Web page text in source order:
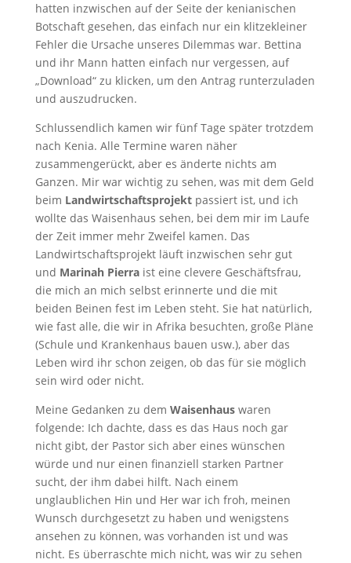
hatten inzwischen auf der Seite der kenianischen
Botschaft gesehen, das einfach nur ein klitzekleiner
Fehler die Ursache unseres Dilemmas war. Bettina
und ihr Mann hatten einfach nur vergessen, auf
„Download“ zu klicken, um den Antrag runterzuladen
und auszudrucken.
Schlussendlich kamen wir fünf Tage später trotzdem
nach Kenia. Alle Termine waren näher
zusammengerückt, aber es änderte nichts am
Ganzen. Mir war wichtig zu sehen, was mit dem Geld
beim Landwirtschaftsprojekt passiert ist, und ich
wollte das Waisenhaus sehen, bei dem mir im Laufe
der Zeit immer mehr Zweifel kamen. Das
Landwirtschaftsprojekt läuft inzwischen sehr gut
und Marinah Pierra ist eine clevere Geschäftsfrau,
die mich an mich selbst erinnerte und die mit
beiden Beinen fest im Leben steht. Sie hat natürlich,
wie fast alle, die wir in Afrika besuchten, große Pläne
(Schule und Krankenhaus bauen usw.), aber das
Leben wird ihr schon zeigen, ob das für sie möglich
sein wird oder nicht.
Meine Gedanken zu dem Waisenhaus waren
folgende: Ich dachte, dass es das Haus noch gar
nicht gibt, der Pastor sich aber eines wünschen
würde und nur einen finanziell starken Partner
sucht, der ihm dabei hilft. Nach einem
unglaublichen Hin und Her war ich froh, meinen
Wunsch durchgesetzt zu haben und wenigstens
ansehen zu können, was vorhanden ist und was
nicht. Es überraschte mich nicht, was wir zu sehen